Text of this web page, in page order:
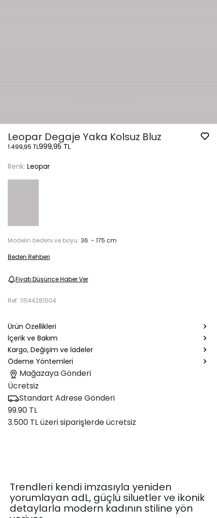
Leopar Degaje Yaka Kolsuz Bluz
1.499,95 TL999,95 TL
Renk: Leopar
Modelin bedeni ve boyu: 36 - 175 cm
Beden Rehberi
Fiyatı Düşünce Haber Ver
Ref. 11544281004
Ürün Özellikleri
İçerik ve Bakım
Kargo, Değişim ve İadeler
Ödeme Yöntemleri
Mağazaya Gönderi
Ücretsiz
Standart Adrese Gönderi
99.90 TL
3.500 TL üzeri siparişlerde ücretsiz
Trendleri kendi imzasıyla yeniden
yorumlayan adL, güçlü siluetler ve ikonik
detaylarla modern kadının stiline yön